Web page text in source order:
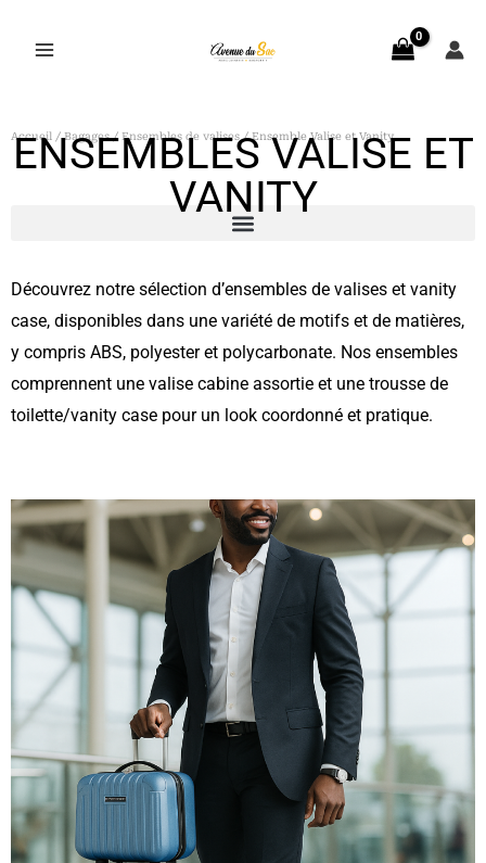
Accueil /Bagages/ Ensembles de valises/ Ensemble Valise et Vanity
ENSEMBLES VALISE ET
VANITY
Découvrez notre sélection d’ensembles de valises et vanity
case, disponibles dans une variété de motifs et de matières,
y compris ABS, polyester et polycarbonate. Nos ensembles
comprennent une valise cabine assortie et une trousse de
toilette/vanity case pour un look coordonné et pratique.